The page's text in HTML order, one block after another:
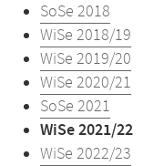
SoSe 2018
WiSe 2018/19
WiSe 2019/20
WiSe 2020/21
SoSe 2021
WiSe 2021/22
WiSe 2022/23